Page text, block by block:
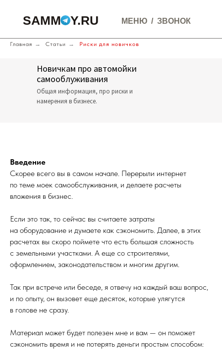
SAMMOY.RU МЕНЮ / ЗВОНОК
Поиск
Главная → Статьи → Риски для новичков
Новичкам про автомойки
самооблуживания
Общая информация, про риски и
намерения в бизнесе.
Введение
Скорее всего вы в самом начале. Перерыли интернет
по теме моек самообслуживания, и делаете расчеты
вложения в бизнес.
Если это так, то сейчас вы считаете затраты
на оборудование и думаете как сэкономить. Далее, в этих
расчетах вы скоро поймете что есть большая сложность
с земельными участками. А еще со строителями,
оформлением, законодательством и многим другим.
Так при встрече или беседе, я отвечу на каждый ваш вопрос,
и по опыту, он вызовет еще десяток, которые улягутся
в голове не сразу.
Материал может будет полезен мне и вам — он поможет
сэкономить время и не потерять деньги простым способом: